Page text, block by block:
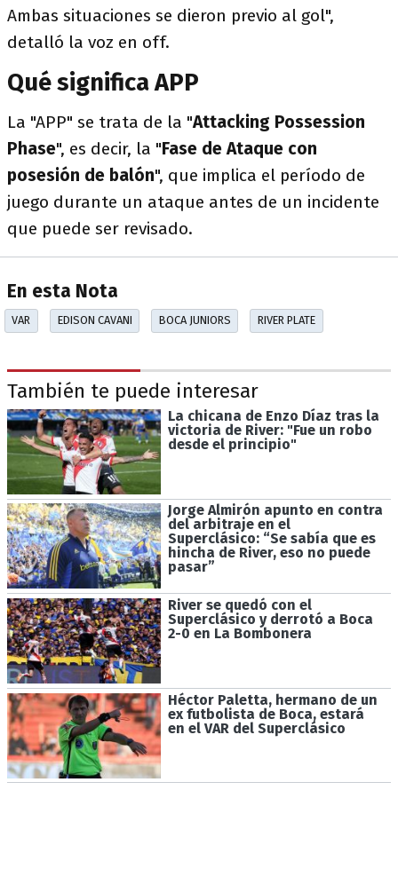
Ambas situaciones se dieron previo al gol",
detalló la voz en off.
Qué significa APP
La "APP" se trata de la "Attacking Possession
Phase", es decir, la "Fase de Ataque con
posesión de balón", que implica el período de
juego durante un ataque antes de un incidente
que puede ser revisado.
En esta Nota
VAR EDISON CAVANI BOCA JUNIORS RIVER PLATE
También te puede interesar
La chicana de Enzo Díaz tras la
victoria de River: "Fue un robo
desde el principio"
Jorge Almirón apunto en contra
del arbitraje en el
Superclásico: “Se sabía que es
hincha de River, eso no puede
pasar”
River se quedó con el
Superclásico y derrotó a Boca
2-0 en La Bombonera
Héctor Paletta, hermano de un
ex futbolista de Boca, estará
en el VAR del Superclásico